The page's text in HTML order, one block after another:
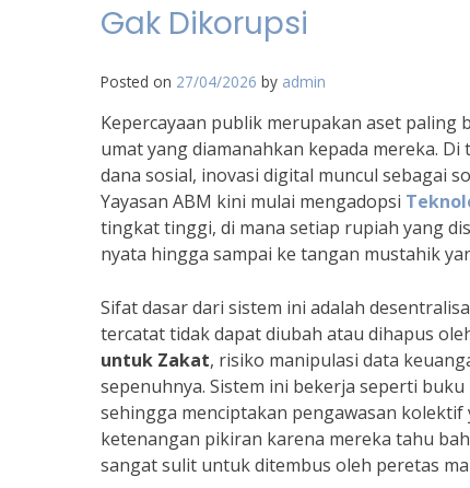
Gak Dikorupsi
Posted on 27/04/2026 by admin
Kepercayaan publik merupakan aset paling
umat yang diamanahkan kepada mereka.
dana sosial, inovasi digital muncul sebagai
Yayasan ABM kini mulai mengadopsi
tingkat tinggi, di mana setiap rupiah yang
nyata hingga sampai ke tangan mustahik
Sifat dasar dari sistem ini adalah
tercatat tidak dapat diubah atau dihapus
untuk Zakat, risiko manipulasi data
sepenuhnya. Sistem ini bekerja seperti
sehingga menciptakan pengawasan
ketenangan pikiran karena mereka tahu
sangat sulit untuk ditembus oleh peretas